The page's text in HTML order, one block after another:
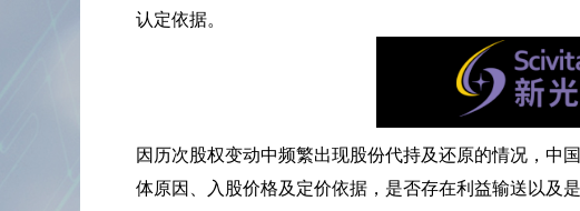
认定依据。
因历次股权变动中频繁出现股份代持及还原的情况，中
体原因、入股价格及定价依据，是否存在利益输送以及